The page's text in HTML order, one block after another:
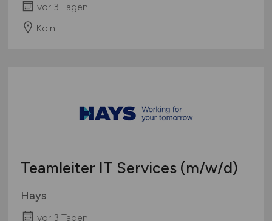
vor 3 Tagen
Köln
Teamleiter IT Services (m/w/d)
Hays
vor 3 Tagen